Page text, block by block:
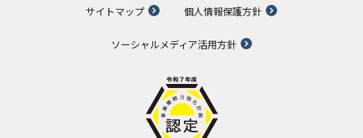
サイトマップ 個人情報保護方針
ソーシャルメディア活用方針